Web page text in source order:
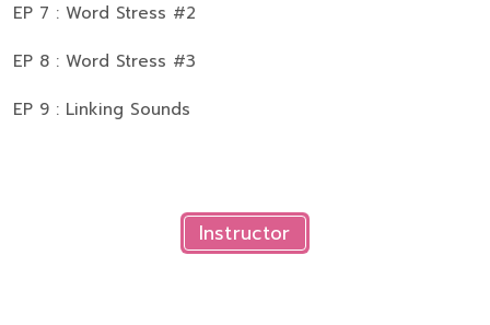
EP 7 : Word Stress #2
EP 8 : Word Stress #3
EP 9 : Linking Sounds
Instructor